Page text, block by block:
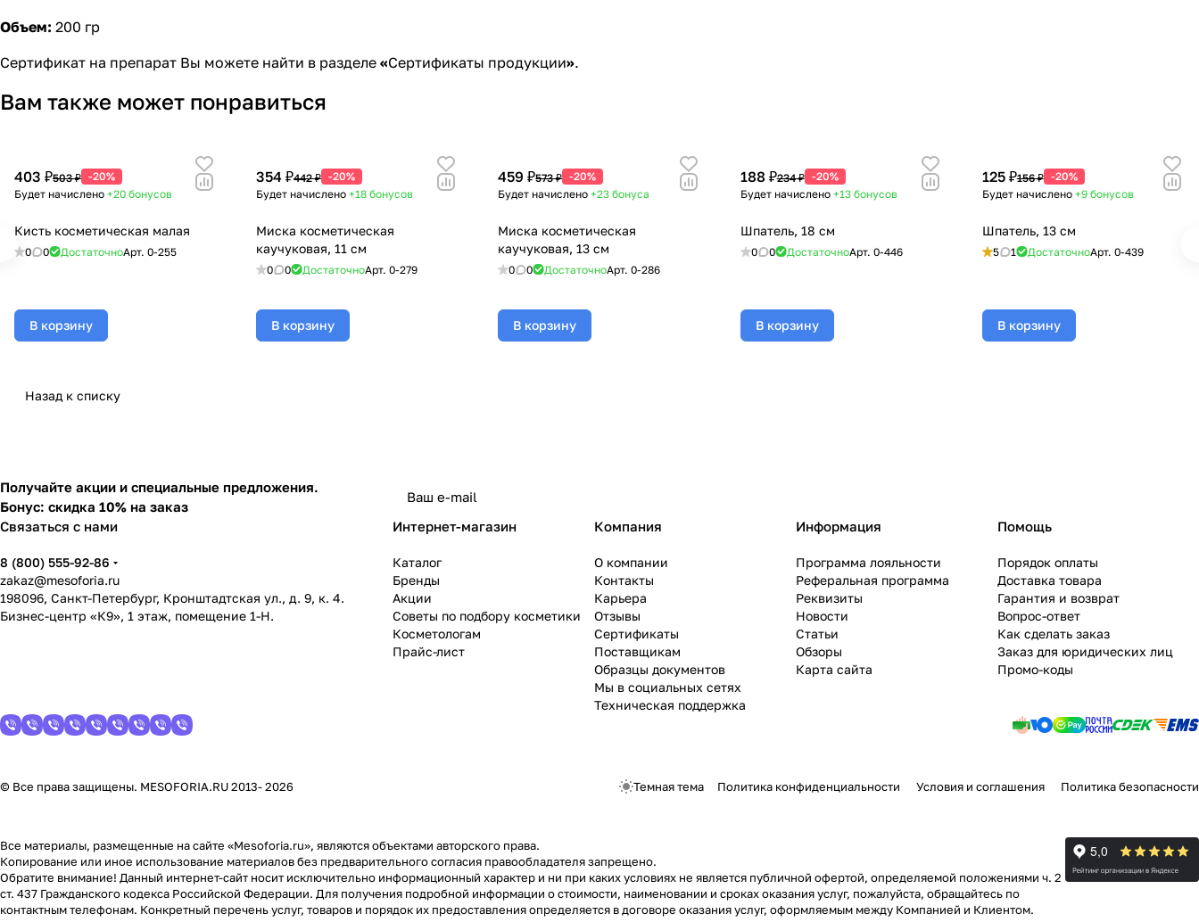
Объем: 200 гр
Сертификат на препарат Вы можете найти в разделе «Сертификаты продукции».
Вам также может понравиться
403 ₽503 ₽ -20%
Будет начислено +20 бонусов
Кисть косметическая малая
0 0 ДостаточноАрт. 0-255
В корзину
354 ₽442 ₽ -20%
Будет начислено +18 бонусов
Миска косметическая
каучуковая, 11 см
0 0 ДостаточноАрт.0-279
В корзину
459 ₽573 ₽ -20%
Будет начислено +23 бонуса
Миска косметическая
каучуковая, 13 см
0 0 ДостаточноАрт.0-286
В корзину
188 ₽234 ₽ -20%
Будет начислено +13 бонусов
Шпатель, 18 см
0 0 ДостаточноАрт. 0-446
В корзину
125 ₽156 ₽ -20%
Будет начислено +9 бонусов
Шпатель, 13 см
5 1 ДостаточноАрт. 0-439
В корзину
Назад к списку
Получайте акции и специальные предложения.
Бонус: скидка 10% на заказ
Связаться с нами
8 (800) 555-92-86
zakaz@mesoforia.ru
198096, Санкт-Петербург, Кронштадтская ул., д. 9, к. 4.
Бизнес-центр «К9», 1 этаж, помещение 1-Н.
Интернет-магазин
Каталог
Бренды
Акции
Советы по подбору косметики
Косметологам
Прайс-лист
Компания
О компании
Контакты
Карьера
Отзывы
Сертификаты
Поставщикам
Образцы документов
Мы в социальных сетях
Техническая поддержка
Информация
Программа лояльности
Реферальная программа
Реквизиты
Новости
Статьи
Обзоры
Карта сайта
Помощь
Порядок оплаты
Доставка товара
Гарантия и возврат
Вопрос-ответ
Как сделать заказ
Заказ для юридических лиц
Промо-коды
© Все права защищены. MESOFORIA.RU 2013- 2026 Темная тема Политика конфиденциальности Условия и соглашения Политика безопасности
Все материалы, размещенные на сайте «Mesoforia.ru», являются объектами авторского права.
Копирование или иное использование материалов без предварительного согласия правообладателя запрещено.
Обратите внимание! Данный интернет-сайт носит исключительно информационный характер и ни при каких условиях не является публичной офертой, определяемой положениями ч. 2
ст. 437 Гражданского кодекса Российской Федерации. Для получения подробной информации о стоимости, наименовании и сроках оказания услуг, пожалуйста, обращайтесь по
контактным телефонам. Конкретный перечень услуг, товаров и порядок их предоставления определяется в договоре оказания услуг, оформляемым между Компанией и Клиентом.